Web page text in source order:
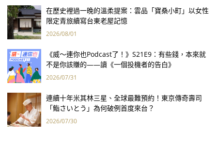
在歷史裡過一晚的溫柔提案：雲品「寶桑小町」以女性
限定青旅續寫台東老屋記憶
2026/08/01
《威～連你也Podcast了！》S21E9：有些錢，本來就
不是你該賺的——讀《一個投機者的告白》
2026/07/31
連續十年米其林三星、全球最難預約！東京傳奇壽司
「鮨さいとう」為何破例首度來台？
2026/07/30